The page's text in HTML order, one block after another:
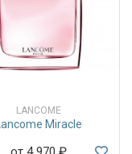
LANCOME
Lancome Miracle